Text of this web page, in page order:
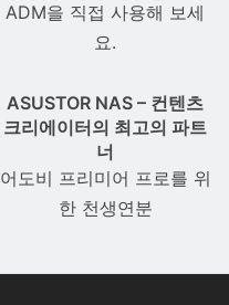
ADM을 직접 사용해 보세
요.
ASUSTOR NAS – 컨텐츠
크리에이터의 최고의 파트
너
어도비 프리미어 프로를 위
한 천생연분